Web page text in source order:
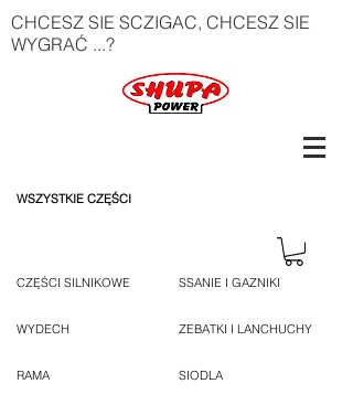
CHCESZ SIE SCZIGAC, CHCESZ SIE
WYGRAĆ ...?
WSZYSTKIE CZĘŚCI
CZĘŚCI SILNIKOWE
WYDECH
RAMA
SSANIE I GAZNIKI
ZEBATKI I LANCHUCHY
SIODLA